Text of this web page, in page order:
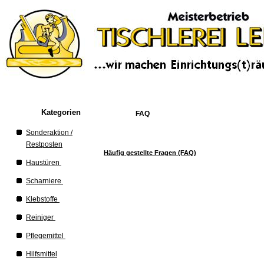
Kategorien
Sonderaktion /
Restposten
Haustüren
Scharniere
Klebstoffe
Reiniger
Pflegemittel
Hilfsmittel
FAQ
Häufig gestellte Fragen (FAQ)